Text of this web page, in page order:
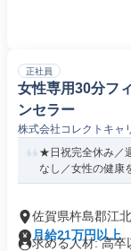
正社員
女性専用30分フ
ンセラー
株式会社コレクトキャ
★日祝完全休み／
なし／女性の健康
佐賀県杵島郡江
月給21万円以上
求める人材: 高卒